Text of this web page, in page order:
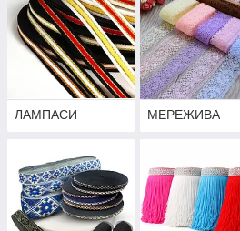
ЛАМПАСИ МЕРЕЖИВА